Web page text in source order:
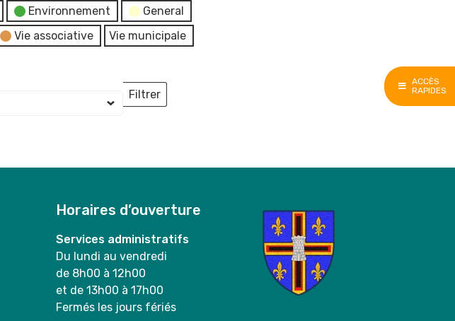
ACCÈS
RAPIDES
Environnement
General
Vie associative
Vie municipale
Filtrer
Lieux
Horaires d’ouverture
Services administratifs
Du lundi au vendredi
de 8h00 à 12h00
et de 13h00 à 17h00
Fermés les jours fériés